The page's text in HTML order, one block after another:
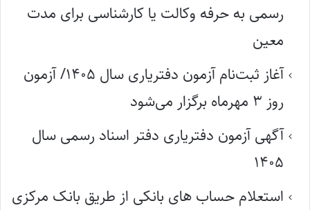
رسمی به حرفه وکالت یا کارشناسی برای مدت
معین
آغاز ثبت‌نام آزمون دفتریاری سال ۱۴۰۵/ آزمون
روز ۳ مهرماه برگزار می‌شود
آگهی آزمون دفتریاری دفتر اسناد رسمی سال
۱۴۰۵
استعلام حساب های بانکی از طریق بانک مرکزی